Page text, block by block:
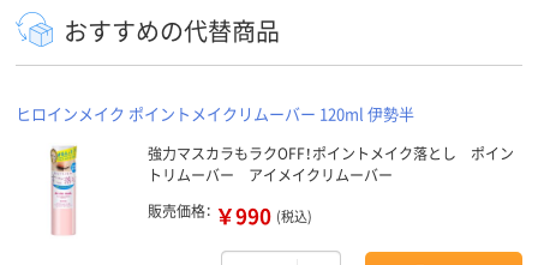
おすすめの代替商品
ヒロインメイク ポイントメイクリムーバー 120ml 伊勢半
強力マスカラもラクOFF！ポイントメイク落とし ポイン
トリムーバー アイメイクリムーバー
販売価格： ￥990 (税込)